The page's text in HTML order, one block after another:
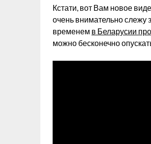
Кстати, вот Вам новое
очень внимательно слежу
временем в Беларусии
можно бесконечно